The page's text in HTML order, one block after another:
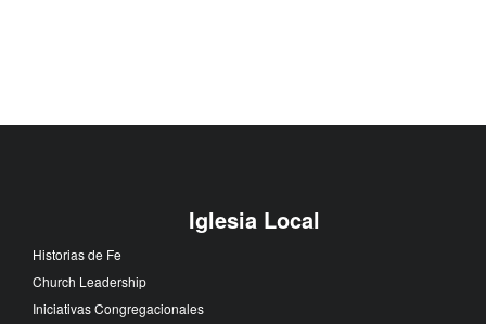
Iglesia Local
Historias de Fe
Church Leadership
Iniciativas Congregacionales